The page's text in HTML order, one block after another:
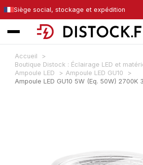
Siège social, stockage et expédition
Accueil
Boutique Distock : Éclairage LED et
Ampoule LED
Ampoule LED GU10
Ampoule LED GU10 5W (Eq. 50W) 2700K